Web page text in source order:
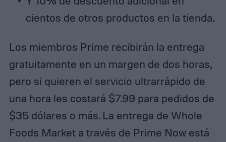
cientos de otros productos en la tienda.
Los miembros Prime recibirán la entrega
gratuitamente en un margen de dos horas,
pero si quieren el servicio ultrarrápido de
una hora les costará $7.99 para pedidos de
$35 dólares o más. La entrega de Whole
Foods Market a través de Prime Now está